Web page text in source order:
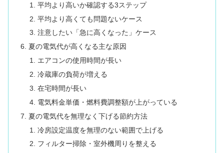
平均より高いか確認する3ステップ
平均より高くても問題ないケース
注意したい「急に高くなった」ケース
夏の電気代が高くなる主な原因
エアコンの使用時間が長い
冷蔵庫の負荷が増える
在宅時間が長い
電気料金単価・燃料費調整額が上がっている
夏の電気代を無理なく下げる節約方法
冷房設定温度を無理のない範囲で上げる
フィルター掃除・室外機周りを整える